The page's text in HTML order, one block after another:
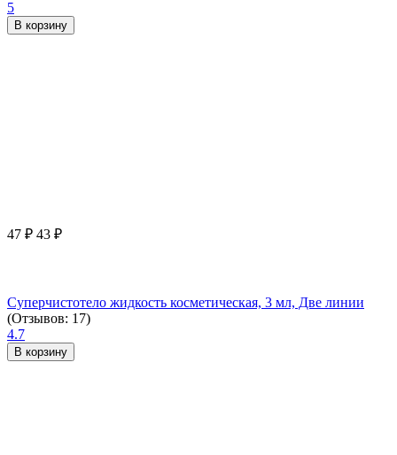
5
В корзину
47 ₽ 43 ₽
Суперчистотело жидкость косметическая, 3 мл, Две линии
(Отзывов: 17)
4.7
В корзину